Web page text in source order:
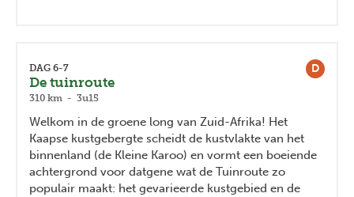
D
DAG 6-7
De tuinroute
310 km - 3u15
Welkom in de groene long van Zuid-Afrika! Het
Kaapse kustgebergte scheidt de kustvlakte van het
binnenland (de Kleine Karoo) en vormt een boeiende
achtergrond voor datgene wat de Tuinroute zo
populair maakt: het gevarieerde kustgebied en de